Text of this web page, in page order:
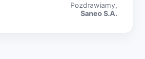
Pozdrawiamy,
Saneo S.A.